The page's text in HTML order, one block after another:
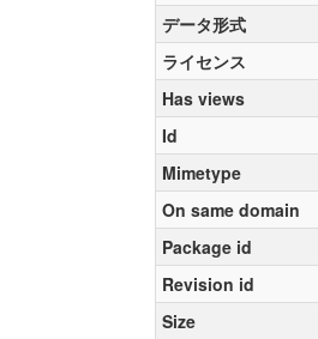
データ形式
ライセンス
Has views
Id
Mimetype
On same domain
Package id
Revision id
Size